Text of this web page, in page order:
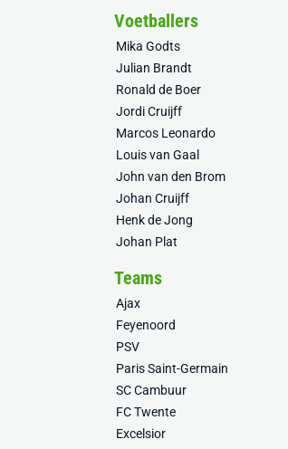
Voetballers
Mika Godts
Julian Brandt
Ronald de Boer
Jordi Cruijff
Marcos Leonardo
Louis van Gaal
John van den Brom
Johan Cruijff
Henk de Jong
Johan Plat
Teams
Ajax
Feyenoord
PSV
Paris Saint-Germain
SC Cambuur
FC Twente
Excelsior